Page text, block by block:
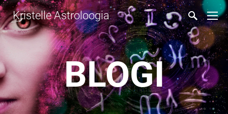
Kristelle Astroloogia
BLOGI